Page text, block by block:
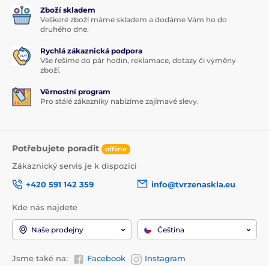
Zboží skladem
Veškeré zboží máme skladem a dodáme Vám ho do
druhého dne.
Rychlá zákaznická podpora
Vše řešíme do pár hodin, reklamace, dotazy či výměny
zboží.
Věrnostní program
Pro stálé zákazníky nabízíme zajímavé slevy.
Potřebujete poradit offline
Zákaznický servis je k dispozici
+420 591 142 359
info@tvrzenaskla.eu
Kde nás najdete
Naše prodejny Čeština
Jsme také na: Facebook Instagram